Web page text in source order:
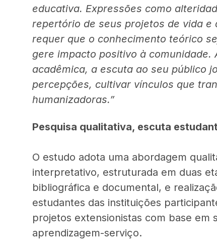
educativa. Expressões como
repertório de seus projetos de vida
requer que o conhecimento teórico
gere impacto positivo à comunidade.
acadêmica, a escuta ao seu público
percepções, cultivar vínculos que
humanizadoras.”
Pesquisa qualitativa, escuta
O estudo adota uma abordagem
interpretativo, estruturada em duas
bibliográfica e documental, e
estudantes das instituições
projetos extensionistas com base em
aprendizagem-serviço.